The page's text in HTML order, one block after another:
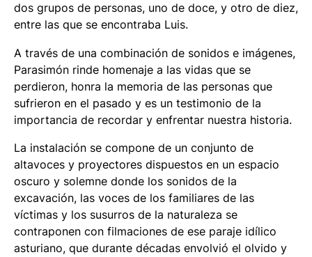
dos grupos de personas, uno de doce, y otro de diez,
entre las que se encontraba Luis.
A través de una combinación de sonidos e imágenes,
Parasimón rinde homenaje a las vidas que se
perdieron, honra la memoria de las personas que
sufrieron en el pasado y es un testimonio de la
importancia de recordar y enfrentar nuestra historia.
La instalación se compone de un conjunto de
altavoces y proyectores dispuestos en un espacio
oscuro y solemne donde los sonidos de la
excavación, las voces de los familiares de las
víctimas y los susurros de la naturaleza se
contraponen con filmaciones de ese paraje idílico
asturiano, que durante décadas envolvió el olvido y